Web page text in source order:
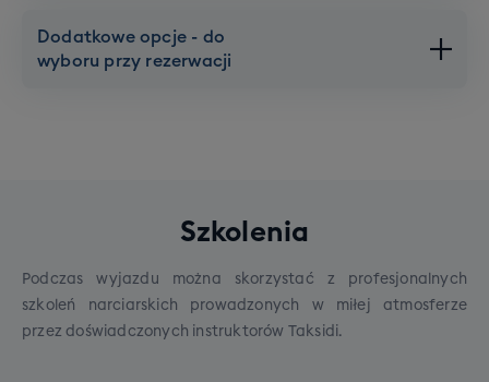
Katowice
Brak dopłat,Dojazd
Dojazd gwarantowany
Dojazd gwarantowany:
zebraniu minimum 25 osób z wybranej
Transport antenkowy:
Bagaż podręczny
Może to być mały plecak, worek, torebka
Musi zmieścić się pod siedzeniem lub w
schowku nad Tobą.
Dodatkowe opcje - do
wyboru przy rezerwacji
podróży lub zwiększyć swój dopuszczalny
poniższych dodatkowych opcji, możliwych do
dokupienia przy rezerwacji wyjazdu:
Szkolenia
Podczas wyjazdu można skorzystać z profesjonalnych
szkoleń narciarskich prowadzonych w miłej atmosferze
przez doświadczonych instruktorów Taksidi.